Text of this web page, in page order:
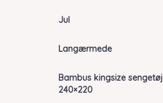
Jul
Langærmede
Bambus kingsize sengetøj
240×220